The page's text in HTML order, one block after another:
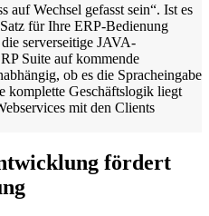
Wechsel gefasst sein“. Ist es
für Ihre ERP-Bedienung
serverseitige JAVA-
Suite auf kommende
ob es die Spracheingabe
komplette Geschäftslogik liegt
mit den Clients
fördert